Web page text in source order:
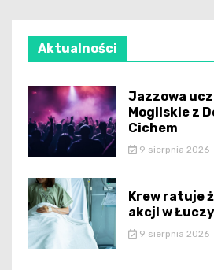
Aktualności
Jazzowa
Mogilskie z
Cichem
9 sierpnia 2026
Krew ratuje
akcji w
9 sierpnia 2026